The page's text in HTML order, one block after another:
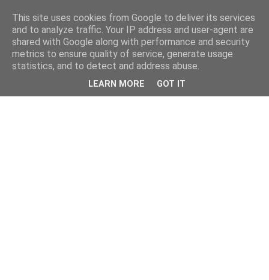
This site uses cookies from Google to deliver its services
and to analyze traffic. Your IP address and user-agent are
shared with Google along with performance and security
metrics to ensure quality of service, generate usage
statistics, and to detect and address abuse.
LEARN MORE GOT IT